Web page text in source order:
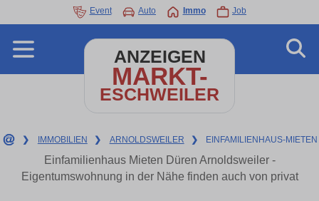
Event Auto Immo Job
ANZEIGEN
MARKT-
ESCHWEILER
❯ IMMOBILIEN ❯ ARNOLDSWEILER ❯ EINFAMILIENHAUS-MIETEN
Einfamilienhaus Mieten Düren Arnoldsweiler -
Eigentumswohnung in der Nähe finden auch von privat